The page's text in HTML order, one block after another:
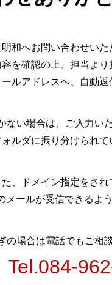
和へお問い合わせいた
を確認の上、担当より
ルアドレスへ、自動
ない場合は、ご入力い
ルダに振り分けられて
た、ドメイン指定をされ
メールが受信できるよ
の場合は電話でもご相
Tel.084-